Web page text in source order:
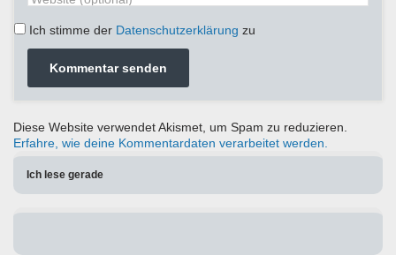
Ich stimme der Datenschutzerklärung zu
Diese Website verwendet Akismet, um Spam zu reduzieren.
Erfahre, wie deine Kommentardaten verarbeitet werden.
Ich lese gerade